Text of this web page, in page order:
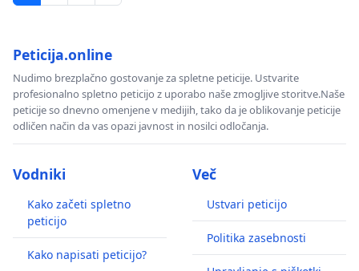
Peticija.online
Nudimo brezplačno gostovanje za spletne peticije. Ustvarite
profesionalno spletno peticijo z uporabo naše zmogljive storitve.Naše
peticije so dnevno omenjene v medijih, tako da je oblikovanje peticije
odličen način da vas opazi javnost in nosilci odločanja.
Vodniki
Kako začeti spletno
peticijo
Kako napisati peticijo?
Več
Ustvari peticijo
Politika zasebnosti